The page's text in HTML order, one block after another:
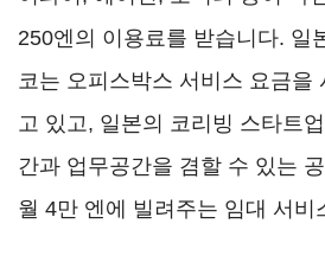
250엔의 이용료를 받습니다. 일
코는 오피스박스 서비스 요금을
고 있고, 일본의 코리빙 스타트
간과 업무공간을 겸할 수 있는
월 4만 엔에 빌려주는 임대 서비